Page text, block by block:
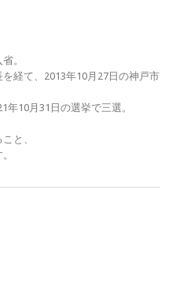
。
経て、2013年10月27日の神戸市
年10月31日の選挙で三選。
と、